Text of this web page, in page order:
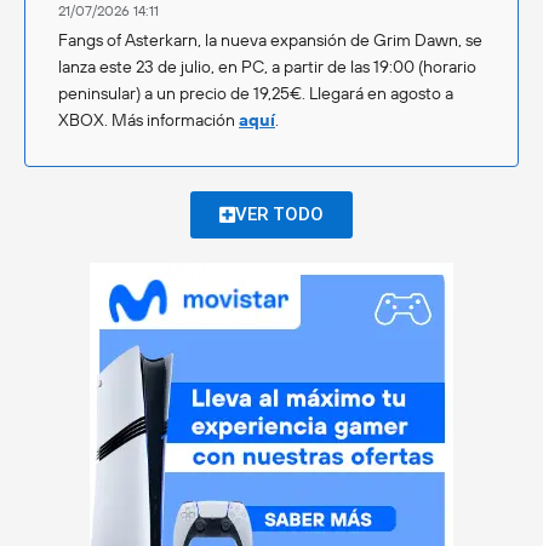
21/07/2026 14:11
Fangs of Asterkarn, la nueva expansión de Grim Dawn, se
lanza este 23 de julio, en PC, a partir de las 19:00 (horario
peninsular) a un precio de 19,25€. Llegará en agosto a
XBOX. Más información aquí.
VER TODO